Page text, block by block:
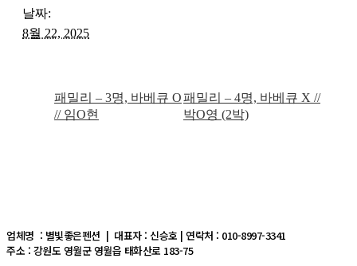
날짜:
8월 22, 2025
패밀리 – 3명, 바베큐 O
// 임O현
패밀리 – 4명, 바베큐 X //
박O영 (2박)
업체명 : 별빛좋은펜션 | 대표자 : 신승호 | 연락처 : 010-8997-3341
주소 : 강원도 영월군 영월읍 태화산로 183-75